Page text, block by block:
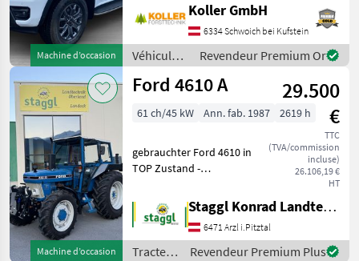
Machine d’occasion
Fahrzeug von 2024 mit nur
33.000 Kilometern.
Unfallfreier Zustand, TÜV
und Garantie bis
Koller GmbH
6334 Schwoich bei Kufstein
Véhicules
utilitaires/
véhicules
/ Ford
Revendeur Premium Or
Machine d’occasion
Ford 4610 A
29.500
€
TTC
(TVA/commission
incluse)
26.106,19 €
HT
61 ch/45 kW Ann. fab. 1987 2619 h
gebrauchter Ford 4610 in
TOP Zustand -
2017 - 2 Leitungen Front
montiert - Oberlenker
vorne und hinten -
Fronthydraulik über
Staggl Konrad Landtechnik Oberland
6471 Arzl i.Pitztal
Tracteurs
Revendeur Premium Plus